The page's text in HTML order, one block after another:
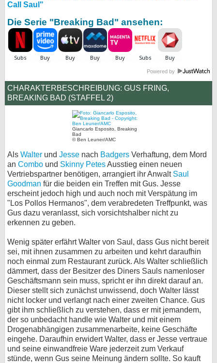
Call Saul"
Die Serie "Breaking Bad" ansehen:
Powered by
CHARAKTERBESCHREIBUNG: GUS FRING,
BREAKING BAD (STAFFEL 2)
Giancarlo Esposito, Breaking
Bad
© Ben Leuner/AMC
Als Walter und Jesse nach Badgers Verhaftung, dem Mord
an Combo und Skinny PetesAusstieg einen neuen
Vertriebspartner benötigen, arrangiert ihr Anwalt Saul
Goodman für die beiden ein Treffen mit Gus. Jesse
erscheint jedoch high und auch noch mit Verspätung im
"Los Pollos Hermanos", dem verabredeten Treffpunkt, was
Gus dazu veranlasst, sich vorsichtshalber nicht zu
erkennen zu geben.
Wenig später erfährt Walter von Saul, dass Gus nicht bereit
sei, mit ihnen zusammen zu arbeiten und kehrt daraufhin
noch einmal zum Restaurant zurück. Als Walter schließlich
dämmert, dass der Besitzer des Diners Sauls namenloser
Geschäftsmann sein muss, spricht er ihn direkt darauf an.
Dieser stellt sich zunächst unwissend, doch Walter lässt
nicht locker und verlangt nach einer zweiten Chance. Gus
gibt ihm schließlich zu verstehen, dass er mit jemandem,
der so unbedacht handle wie Walter und mit einem
Drogenabhängigen zusammenarbeite, keine Geschäfte
eingehe. Daraufhin erwidert Walter, dass er Jesse vertraue
und seine einwandfreie Ware jederzeit zum Verkauf
stünde, wenn Gus seine Meinung ändern sollte. So kauft
Nutzungsbedingungen
Datenschutz
Cookie-Einstellungen
Impressum
myFanbase